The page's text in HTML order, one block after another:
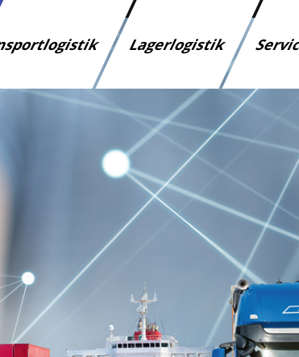
Lagerlogistik